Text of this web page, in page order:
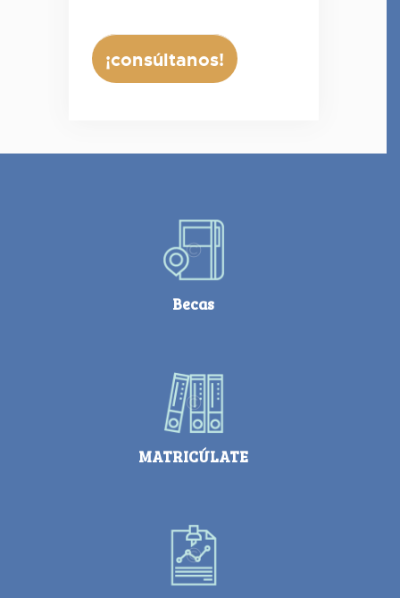
¡consúltanos!
Becas
MATRICÚLATE